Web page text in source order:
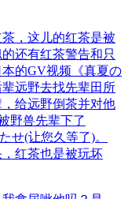
，这儿的红茶是被
还有红茶警告和只
的GV视频《真夏の
远野去找先辈田所
给远野倒茶并对他
野兽先辈下了
せ(让您久等了)。
红茶也是被玩坏